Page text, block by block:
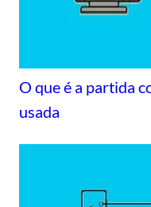
O que é a partida
usada